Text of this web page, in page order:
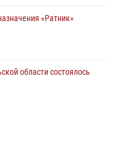
«Ратник»
области состоялось
области приняли